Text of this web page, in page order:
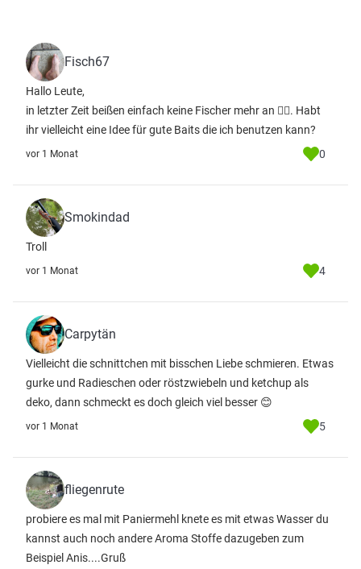
Fisch67
Hallo Leute,
in letzter Zeit beißen einfach keine Fischer mehr an 😮‍💨. Habt
ihr vielleicht eine Idee für gute Baits die ich benutzen kann?
vor 1 Monat 0
Smokindad
Troll
vor 1 Monat 4
Carpytän
Vielleicht die schnittchen mit bisschen Liebe schmieren. Etwas
gurke und Radieschen oder röstzwiebeln und ketchup als
deko, dann schmeckt es doch gleich viel besser 😊
vor 1 Monat 5
fliegenrute
probiere es mal mit Paniermehl knete es mit etwas Wasser du
kannst auch noch andere Aroma Stoffe dazugeben zum
Beispiel Anis....Gruß